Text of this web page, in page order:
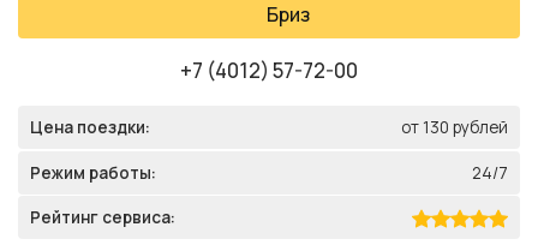
Бриз
+7 (4012) 57-72-00
Цена поездки: от 130 рублей
Режим работы: 24/7
Рейтинг сервиса: